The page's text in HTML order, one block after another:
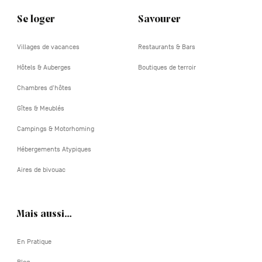
Se loger
Villages de vacances
Hôtels & Auberges
Chambres d'hôtes
Gîtes & Meublés
Campings & Motorhoming
Hébergements Atypiques
Aires de bivouac
Savourer
Restaurants & Bars
Boutiques de terroir
Mais aussi…
En Pratique